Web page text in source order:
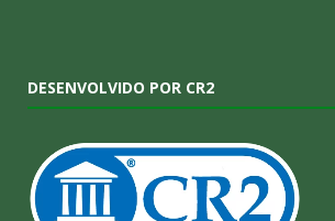
DESENVOLVIDO POR CR2